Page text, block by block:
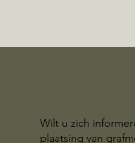
Wilt u zich
plaatsing van